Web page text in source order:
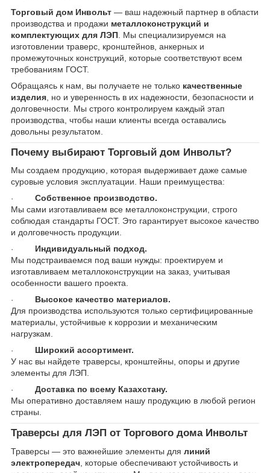
Торговый дом Инвольт — ваш надежный партнер в области
производства и продажи металлоконструкций и
комплектующих для ЛЭП . Мы специализируемся на
изготовлении траверс, кронштейнов, анкерных и
промежуточных конструкций, которые соответствуют всем
требованиям ГОСТ.
Обращаясь к нам, вы получаете не только качественные
изделия , но и уверенность в их надежности, безопасности и
долговечности. Мы строго контролируем каждый этап
производства, чтобы наши клиенты всегда оставались
довольны результатом.
Почему выбирают Торговый дом Инвольт?
Мы создаем продукцию, которая выдерживает даже самые
суровые условия эксплуатации. Наши преимущества:
·
Собственное производство.
Мы сами изготавливаем все металлоконструкции, строго
соблюдая стандарты ГОСТ. Это гарантирует высокое качество
и долговечность продукции.
·
Индивидуальный подход.
Мы подстраиваемся под ваши нужды: проектируем и
изготавливаем металлоконструкции на заказ, учитывая
особенности вашего проекта.
·
Высокое качество материалов.
Для производства используются только сертифицированные
материалы, устойчивые к коррозии и механическим
нагрузкам.
·
Широкий ассортимент.
У нас вы найдете траверсы, кронштейны, опоры и другие
элементы для ЛЭП.
·
Доставка по всему Казахстану.
Мы оперативно доставляем нашу продукцию в любой регион
страны.
Траверсы для ЛЭП от Торгового дома Инвольт
Траверсы — это важнейшие элементы для линий
электропередач , которые обеспечивают устойчивость и